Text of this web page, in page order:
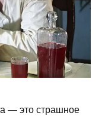
— это страшное